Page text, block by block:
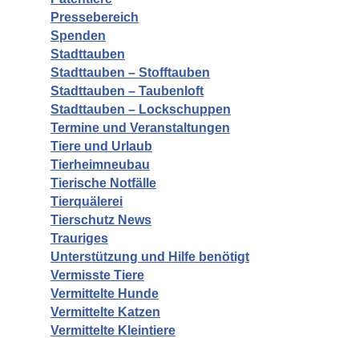
Pressebereich
Spenden
Stadttauben
Stadttauben – Stofftauben
Stadttauben – Taubenloft
Stadttauben – Lockschuppen
Termine und Veranstaltungen
Tiere und Urlaub
Tierheimneubau
Tierische Notfälle
Tierquälerei
Tierschutz News
Trauriges
Unterstützung und Hilfe benötigt
Vermisste Tiere
Vermittelte Hunde
Vermittelte Katzen
Vermittelte Kleintiere